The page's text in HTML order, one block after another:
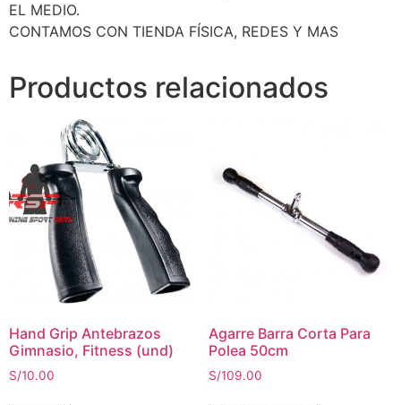
EL MEDIO.
CONTAMOS CON TIENDA FÍSICA, REDES Y MAS
Productos relacionados
Hand Grip Antebrazos
Gimnasio, Fitness (und)
S/10.00
Agarre Barra Corta Para
Polea 50cm
S/109.00